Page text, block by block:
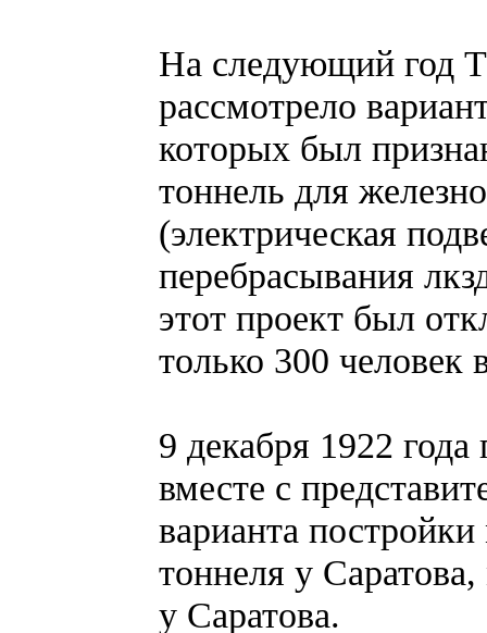
На следующий год
рассмотрело
которых был
тоннель для
(электрическая
перебрасывания
этот проект был
только 300 человек
9 декабря 1922
вместе с
варианта
тоннеля у
у Саратова.